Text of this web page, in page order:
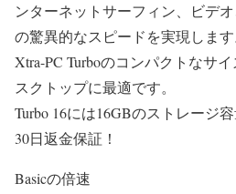
ンターネットサーフィン、ビデ
の驚異的なスピードを実現します
Xtra-PC Turboのコンパクトなサ
スクトップに最適です。
Turbo 16には16GBのストレージ容
30日返金保証！
Basicの倍速